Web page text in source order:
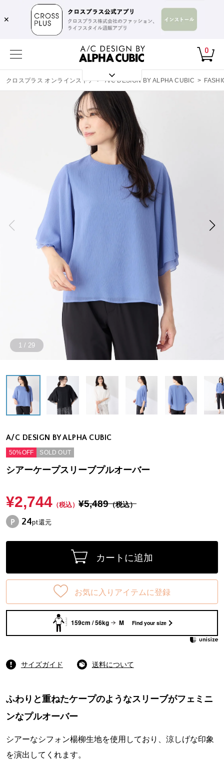
✕
0
クロスプラス オンラインストア > A/C DESIGN BY ALPHA CUBIC >
1 / 29
A/C DESIGN BY ALPHA CUBIC
50%OFF SOLD OUT
シアーケープスリーブプルオーバー
¥2,744（税込） ¥5,489（税込）
24pt還元
カートに追加
お気に入りアイテムに登録
159cm / 56kg M Find your size
サイズガイド 送料について
ふわりと重ねたケープのようなスリーブがフェミニ
ンなプルオーバー
シアーなシフォン楊柳生地を使用しており、涼しげな印象
を演出してくれます。